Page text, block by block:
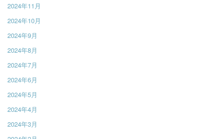
2024年11月
2024年10月
2024年9月
2024年8月
2024年7月
2024年6月
2024年5月
2024年4月
2024年3月